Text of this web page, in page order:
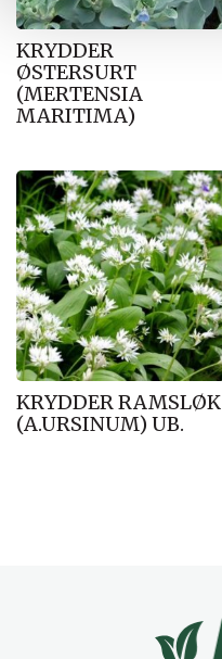
KRYDDER
ØSTERSURT
(MERTENSIA
MARITIMA)
KRYDDER RAMSLØK
(A.URSINUM) UB.